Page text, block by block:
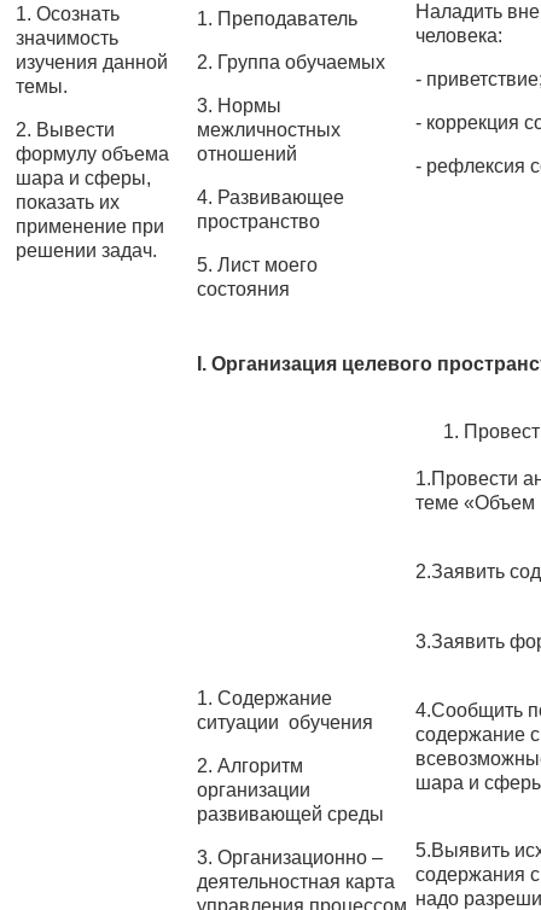
1. Осознать
значимость
изучения данной
темы.
2. Вывести
формулу объема
шара и сферы,
показать их
применение при
решении задач.
1. Преподаватель
2. Группа обучаемых
3. Нормы
межличностных
отношений
4. Развивающее
пространство
5. Лист моего
состояния
Наладить
человека:
-
- коррекция
- рефлексия
I. Организация целевого
1. Содержание
ситуации обучения
2. Алгоритм
организации
развивающей среды
3. Организационно –
деятельностная карта
1.Провести
теме «Объем
2.Заявить
3.Заявить
4.Сообщить
содержание
шара и
5.Выявить
содержания
надо